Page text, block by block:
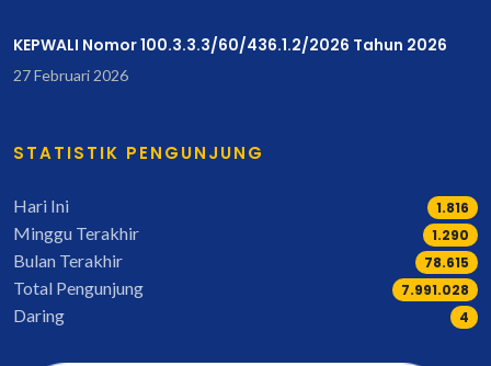
KEPWALI Nomor 100.3.3.3/60/436.1.2/2026 Tahun 2026
27 Februari 2026
STATISTIK PENGUNJUNG
Hari Ini 1.816
Minggu Terakhir 1.336
Bulan Terakhir 81.635
Total Pengunjung 8.298.372
Daring 4